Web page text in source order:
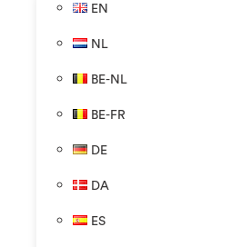
EN
NL
BE-NL
BE-FR
DE
DA
ES